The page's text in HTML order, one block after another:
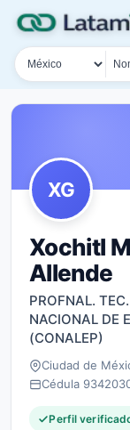
País
Tipo de
Nombre o
XG
Xochitl
Allende
PROFNAL.
NACIONAL DE
(CONALEP)
Ciudad de
Cédula
Perfil